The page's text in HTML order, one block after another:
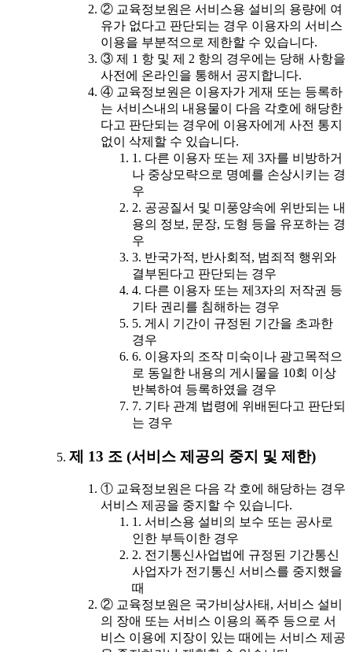
② 교육정보원은 서비스용 설비의 용량에 여
유가 없다고 판단되는 경우 이용자의 서비스
이용을 부분적으로 제한할 수 있습니다.
③ 제 1 항 및 제 2 항의 경우에는 당해 사항을
사전에 온라인을 통해서 공지합니다.
④ 교육정보원은 이용자가 게재 또는 등록하
는 서비스내의 내용물이 다음 각호에 해당한
다고 판단되는 경우에 이용자에게 사전 통지
없이 삭제할 수 있습니다.
1. 다른 이용자 또는 제 3자를 비방하거
나 중상모략으로 명예를 손상시키는 경
우
2. 공공질서 및 미풍양속에 위반되는 내
용의 정보, 문장, 도형 등을 유포하는 경
우
3. 반국가적, 반사회적, 범죄적 행위와
결부된다고 판단되는 경우
4. 다른 이용자 또는 제3자의 저작권 등
기타 권리를 침해하는 경우
5. 게시 기간이 규정된 기간을 초과한
경우
6. 이용자의 조작 미숙이나 광고목적으
로 동일한 내용의 게시물을 10회 이상
반복하여 등록하였을 경우
7. 기타 관계 법령에 위배된다고 판단되
는 경우
제 13 조 (서비스 제공의 중지 및 제한)
① 교육정보원은 다음 각 호에 해당하는 경우
서비스 제공을 중지할 수 있습니다.
1. 서비스용 설비의 보수 또는 공사로
인한 부득이한 경우
2. 전기통신사업법에 규정된 기간통신
사업자가 전기통신 서비스를 중지했을
때
② 교육정보원은 국가비상사태, 서비스 설비
의 장애 또는 서비스 이용의 폭주 등으로 서
비스 이용에 지장이 있는 때에는 서비스 제공